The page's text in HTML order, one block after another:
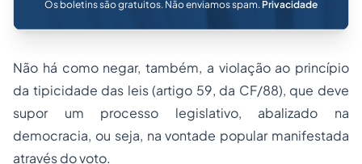
Os boletins são gratuitos. Não enviamos spam. Privacidade
Não há como negar, também, a violação ao princípio
da tipicidade das leis (artigo 59, da CF/88), que deve
supor um processo legislativo, abalizado na
democracia, ou seja, na vontade popular manifestada
através do voto.